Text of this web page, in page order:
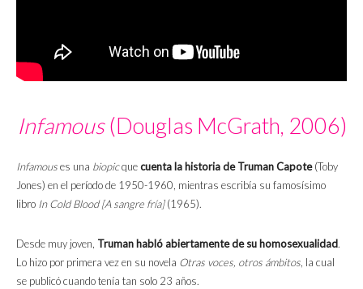
Infamous(Douglas McGrath, 2006)
Infamouses una biopicquecuenta la historia de Truman Capote(Toby
Jones) en el período de 1950-1960, mientras escribía su famosísimo
libro In Cold Blood [A sangre fría](1965).
Desde muy joven, Truman habló abiertamente de su homosexualidad.
Lo hizo por primera vez en su novela Otras voces, otros ámbitos, la cual
se publicó cuando tenía tan solo 23 años.